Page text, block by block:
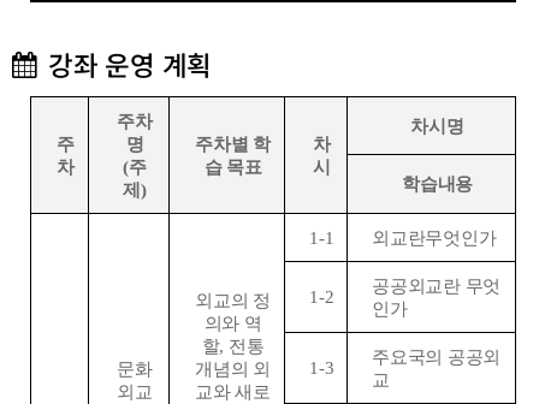
강좌 운영 계획
주
차
주차
명
(주
제 )
주차별 학
습 목표
차
시
차시명
학습내용
문화
외교
외교의 정
의와 역
할, 전통
개념의 외
교와 새로
1-1 외교란무엇인가
1-2
공공외교란 무엇
인가
1-3
주요국의 공공외
교